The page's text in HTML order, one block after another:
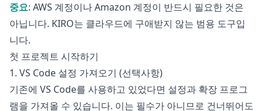
중요: AWS 계정이나 Amazon 계정이 반드시 필요한 것은
아닙니다. KIRO는 클라우드에 구애받지 않는 범용 도구입
니다.
첫 프로젝트 시작하기
1. VS Code 설정 가져오기 (선택사항)
기존에 VS Code를 사용하고 있었다면 설정과 확장 프로그
램을 가져올 수 있습니다. 이는 필수가 아니므로 건너뛰어도